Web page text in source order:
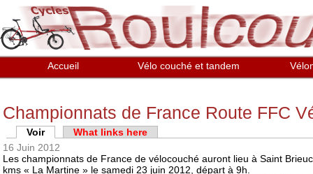
Aller au contenu principal
Accueil Vélo couché et tandem
Championnats de France Route FFC
Onglets principaux
Voir(onglet actif)
What links here
16 Juin 2012
Les championnats de France de vélocouché auront lieu à Saint
kms « La Martine » le samedi 23 juin 2012, départ à 9h.